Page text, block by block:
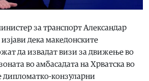
за транспорт Александар
дека македонските
да извадат визи за движење во
во амбасадата на Хрватска во
дипломатко-конзуларни